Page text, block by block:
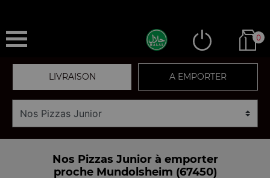
0
LIVRAISON A EMPORTER
Nos Pizzas Junior à emporter
proche Mundolsheim (67450)